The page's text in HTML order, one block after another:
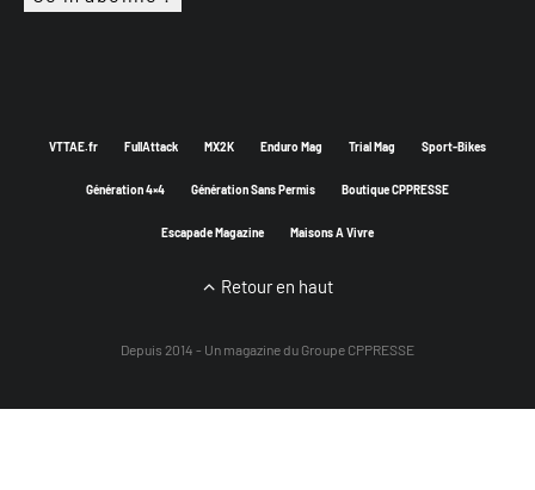
VTTAE.fr FullAttack MX2K Enduro Mag Trial Mag Sport-Bikes
Génération 4×4 Génération Sans Permis Boutique CPPRESSE
Escapade Magazine Maisons A Vivre
Retour en haut
Depuis 2014 - Un magazine du Groupe CPPRESSE